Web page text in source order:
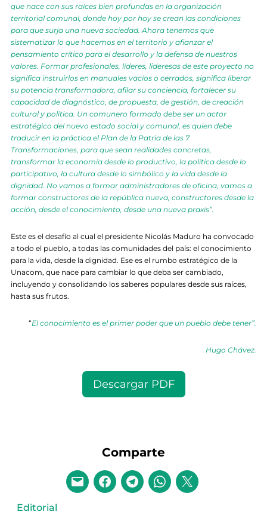
que nace con sus raíces bien profundas en la organización
territorial comunal, donde hoy por hoy se crean las condiciones
para que surja una nueva sociedad. Ahora tenemos que
sistematizar lo que hacemos en el territorio y afianzar el
pensamiento crítico para el desarrollo y la defensa de nuestros
valores. Formar profesionales, líderes, lideresas de este proyecto no
significa instruirlos en manuales vacíos o cerrados, significa liberar
su potencia transformadora, afilar su conciencia, fortalecer su
capacidad de diagnóstico, de propuesta, de gestión, de creación
cultural y política. Un comunero formado debe ser un actor
estratégico del nuevo estado social y comunal, es quien debe
traducir en la práctica el Plan de la Patria de las 7
Transformaciones, para que sean realidades concretas,
transformar la economía desde lo productivo, la política desde lo
participativo, la cultura desde lo simbólico y la vida desde la
dignidad. No vamos a formar administradores de oficina, vamos a
formar constructores de la república nueva, constructores desde la
acción, desde el conocimiento, desde una nueva praxis”.
Este es el desafío al cual el presidente Nicolás Maduro ha convocado
a todo el pueblo, a todas las comunidades del país: el conocimiento
para la vida, desde la dignidad. Ese es el rumbo estratégico de la
Unacom, que nace para cambiar lo que deba ser cambiado,
incluyendo y consolidando los saberes populares desde sus raíces,
hasta sus frutos.
“El conocimiento es el primer poder que un pueblo debe tener”.
Hugo Chávez.
Descargar PDF
Comparte
Editorial